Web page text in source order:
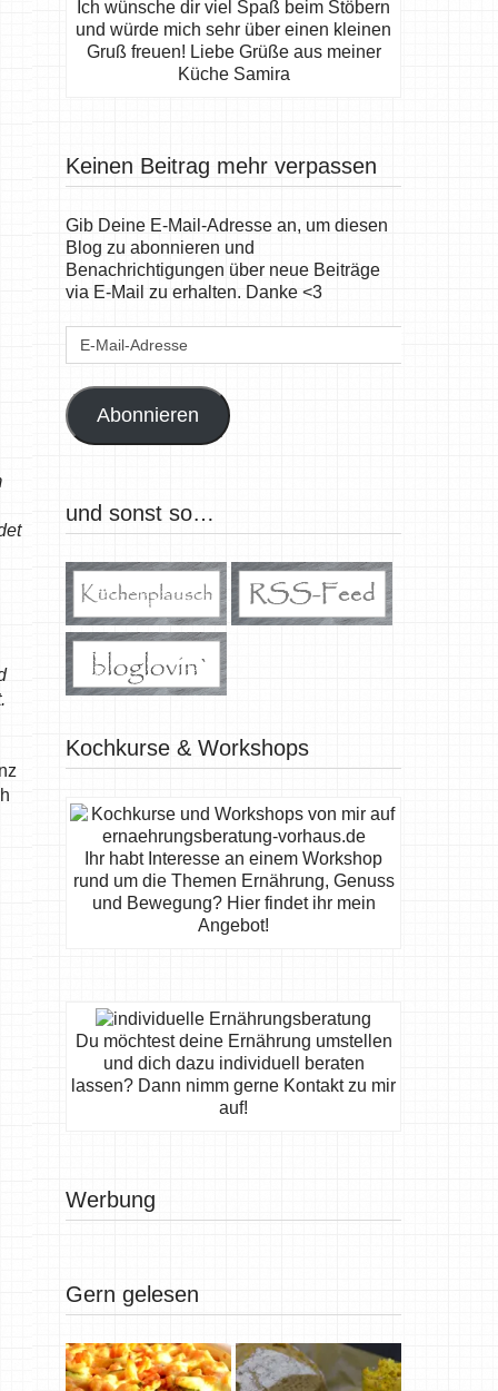
Ich wünsche dir viel Spaß beim Stöbern
und würde mich sehr über einen kleinen
Gruß freuen! Liebe Grüße aus meiner
Küche Samira
Keinen Beitrag mehr verpassen
Gib Deine E-Mail-Adresse an, um diesen
Blog zu abonnieren und
Benachrichtigungen über neue Beiträge
via E-Mail zu erhalten. Danke <3
E-
Abonnieren
und sonst so…
Kochkurse & Workshops
Ihr habt Interesse an einem Workshop
rund um die Themen Ernährung, Genuss
und Bewegung? Hier findet ihr mein
Angebot!
Du möchtest deine Ernährung umstellen
und dich dazu individuell beraten
lassen? Dann nimm gerne Kontakt zu mir
auf!
Werbung
Gern gelesen